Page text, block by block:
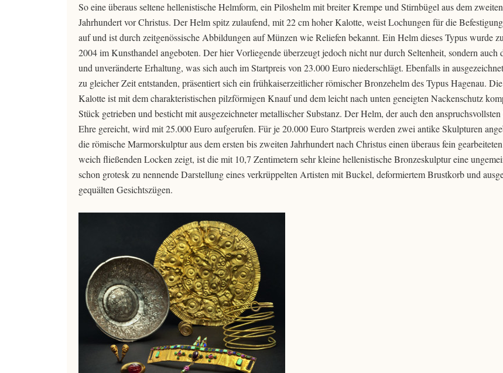
So eine überaus seltene hellenistische Helmform, ein Piloshelm mit breiter Krempe und Stirnbügel aus dem
Jahrhundert vor Christus. Der Helm spitz zulaufend, mit 22 cm hoher Kalotte, weist Lochungen für die
auf und ist durch zeitgenössische Abbildungen auf Münzen wie Reliefen bekannt. Ein Helm dieses Typus wurde
2004 im Kunsthandel angeboten. Der hier Vorliegende überzeugt jedoch nicht nur durch Seltenheit, sondern auch
und unveränderte Erhaltung, was sich auch im Startpreis von 23.000 Euro niederschlägt. Ebenfalls in
zu gleicher Zeit entstanden, präsentiert sich ein frühkaiserzeitlicher römischer Bronzehelm des Typus Hagenau.
Kalotte ist mit dem charakteristischen pilzförmigen Knauf und dem leicht nach unten geneigten Nackenschutz
Stück getrieben und besticht mit ausgezeichneter metallischer Substanz. Der Helm, der auch den
Ehre gereicht, wird mit 25.000 Euro aufgerufen. Für je 20.000 Euro Startpreis werden zwei antike Skulpturen
die römische Marmorskulptur aus dem ersten bis zweiten Jahrhundert nach Christus einen überaus fein
weich fließenden Locken zeigt, ist die mit 10,7 Zentimetern sehr kleine hellenistische Bronzeskulptur eine
schon grotesk zu nennende Darstellung eines verkrüppelten Artisten mit Buckel, deformiertem Brustkorb und
gequälten Gesichtszügen.